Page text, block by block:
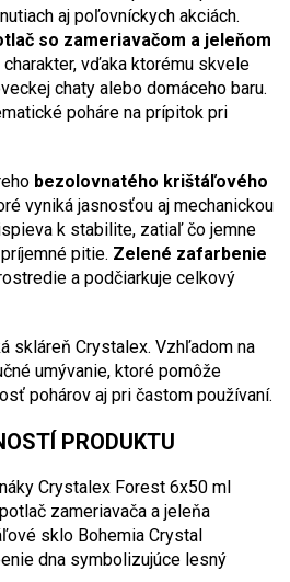
aj poľovníckych akciách.
so zameriavačom a jeleňom
vďaka ktorému skvele
chaty alebo domáceho baru.
poháre na prípitok pri
bezolovnatého krištáľového
vyniká jasnosťou aj mechanickou
k stabilite, zatiaľ čo jemne
pitie. Zelené zafarbenie
a podčiarkuje celkový
skláreň Crystalex. Vzhľadom na
umývanie, ktoré pomôže
pohárov aj pri častom používaní.
PRODUKTU
Crystalex Forest 6x50 ml
zameriavača a jeleňa
sklo Bohemia Crystal
dna symbolizujúce lesný